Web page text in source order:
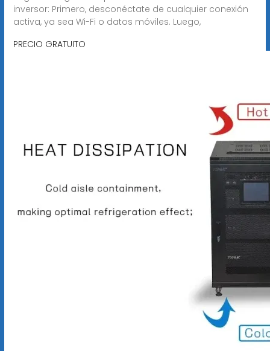
inversor: Primero, desconéctate de cualquier conexión
activa, ya sea Wi-Fi o datos móviles. Luego,
PRECIO GRATUITO